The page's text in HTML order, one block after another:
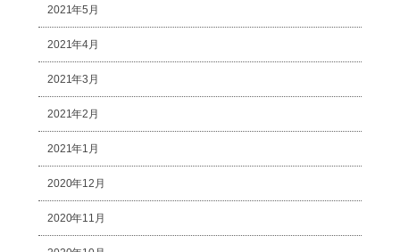
2021年5月
2021年4月
2021年3月
2021年2月
2021年1月
2020年12月
2020年11月